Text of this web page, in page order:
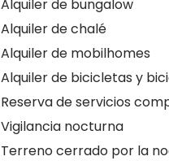
Alquiler de bungalow
Alquiler de chalé
Alquiler de mobilhomes
Alquiler de bicicletas y
Reserva de servicios
Vigilancia nocturna
Terreno cerrado por la